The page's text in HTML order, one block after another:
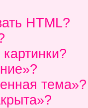
HTML?
тема»?